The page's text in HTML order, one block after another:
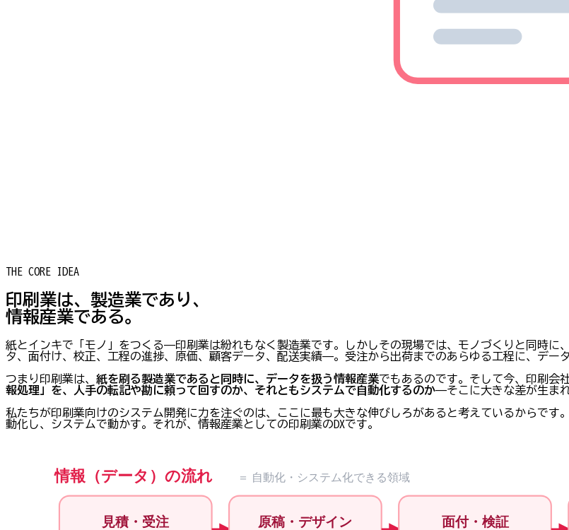
THE CORE IDEA
印刷業は、 製造業であり、
情報産業である。
紙とインキで「モノ」をつくる——印刷業は紛れもなく製造業です。しかしその現場では、モノづくりと同時に、
タ、面付け、校正、工程の進捗、原価、顧客データ、配送実績——。受注から出荷までのあらゆる工程に、デー
つまり印刷業は、 紙を刷る製造業であると同時に、データを扱う情報産業でもあるのです。そして今、印刷会
報処理」を、人手の転記や勘に頼って回すのか、それともシステムで自動化するのか——そこに大きな差が生ま
私たちが印刷業向けのシステム開発に力を注ぐのは、ここに最も大きな伸びしろがあると考えているからで
動化し、システムで動かす。それが、情報産業としての印刷業のDXです。
情報（データ）の流れ ＝ 自動化・システム化できる領域
見積・受注
原稿・デザイン
面付・検証